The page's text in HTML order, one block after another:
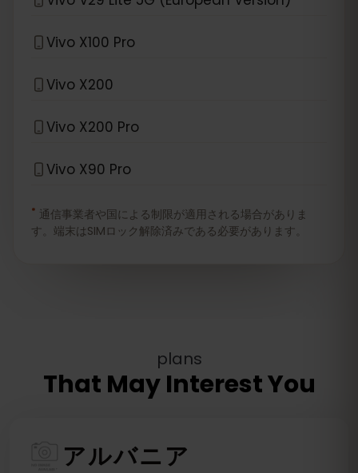
Vivo X100 Pro
Vivo X200
Vivo X200 Pro
Vivo X90 Pro
* 通信事業者や国による制限が適用される場合がありま
す。端末はSIMロック解除済みである必要があります。
plans
That May Interest You
アルバニア